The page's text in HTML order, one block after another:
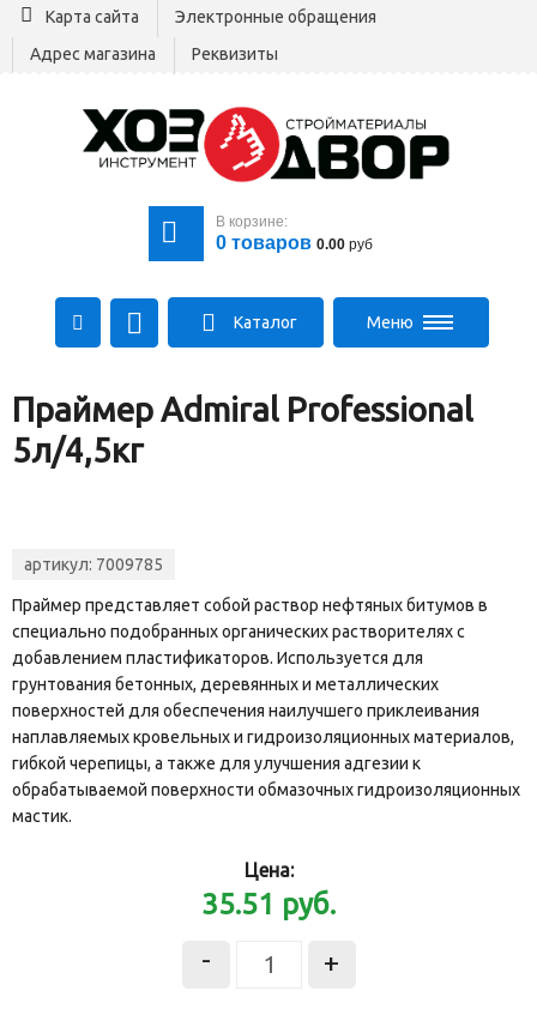
Карта сайта
Электронные обращения
Адрес магазина
Реквизиты
В корзине:
0 товаров 0.00 руб
+375 29 564-00-00
Все для стройки
Log@hozdvor.by
Каталог Меню
Праймер Admiral Professional
5л/4,5кг
артикул: 7009785
Праймер представляет собой раствор нефтяных битумов в
специально подобранных органических растворителях с
добавлением пластификаторов. Используется для
грунтования бетонных, деревянных и металлических
поверхностей для обеспечения наилучшего приклеивания
наплавляемых кровельных и гидроизоляционных материалов,
гибкой черепицы, а также для улучшения адгезии к
обрабатываемой поверхности обмазочных гидроизоляционных
мастик.
Цена:
35.51 руб.
- +